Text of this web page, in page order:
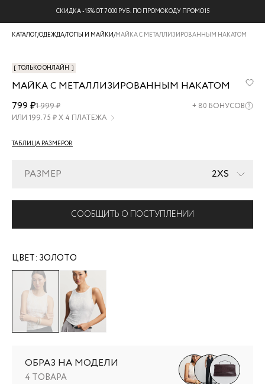
СКИДКА -15% ОТ 7 000 РУБ. ПО ПРОМОКОДУ ПРОМО15
КАТАЛОГ/ОДЕЖДА/ТОПЫ И МАЙКИ/МАЙКА С МЕТАЛЛИЗИРОВАННЫМ НАКАТОМ
[ ТОЛЬКО ОНЛАЙН ]
МАЙКА С МЕТАЛЛИЗИРОВАННЫМ НАКАТОМ
ZR2507033402-
6
799 ₽1 999 ₽ + 80 БОНУСОВ
ИЛИ 199.75 ₽ Х 4 ПЛАТЕЖА
ТАБЛИЦА РАЗМЕРОВ
РАЗМЕР 2XS
СООБЩИТЬ О ПОСТУПЛЕНИИ
ЦВЕТ: ЗОЛОТО
ОБРАЗ НА МОДЕЛИ
4 ТОВАРА